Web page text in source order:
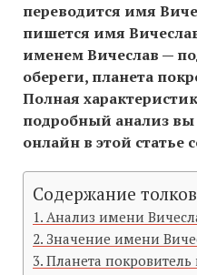
переводится имя
пишется имя
именем Вичеслав —
обереги, планета
Полная
подробный анализ
онлайн в этой статье
Содержание
Анализ имени
Значение имени
Планета